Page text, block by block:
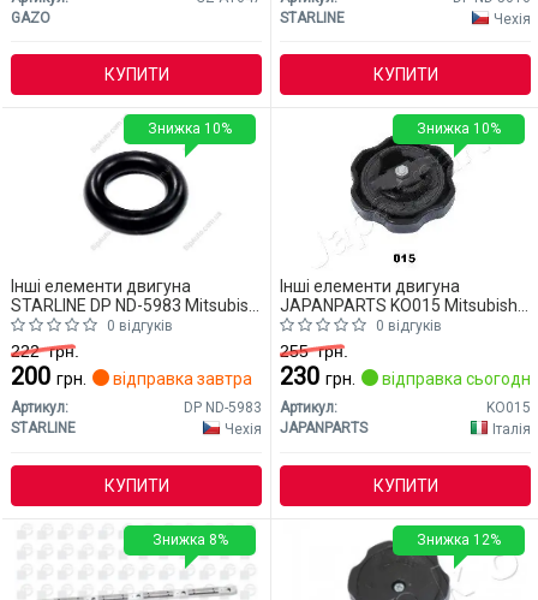
GAZO
КУПИТИ
STARLINE
Чехія
КУПИТИ
Інші елементи двигуна
STARLINE DP ND-5983 Mitsubishi
L200
0 відгуків
222грн.
200 грн. відправка завтра
Артикул:
DP ND-5983
STARLINE
Чехія
КУПИТИ
Знижка 10%
Інші елементи двигуна
JAPANPARTS KO015 Mitsubishi
L200
0 відгуків
255грн.
230 грн. відправка сьогодні
Артикул:
KO015
JAPANPARTS
Італія
КУПИТИ
Знижка 10%
Знижка 8% Знижка 12%